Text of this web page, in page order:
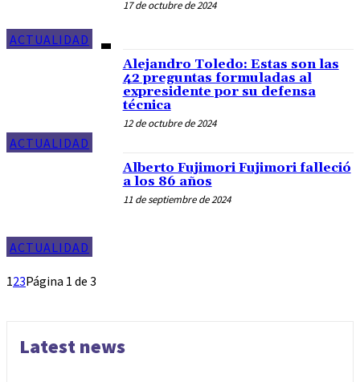
ACTUALIDAD
17 de octubre de 2024
ACTUALIDAD
Alejandro Toledo: Estas son las
42 preguntas formuladas al
expresidente por su defensa
técnica
12 de octubre de 2024
ACTUALIDAD
Alberto Fujimori Fujimori falleció
a los 86 años
11 de septiembre de 2024
123Página 1 de 3
Latest news